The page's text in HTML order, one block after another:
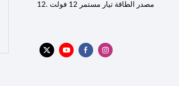
12. مصدر الطاقة تيار مستمر 12 فولت